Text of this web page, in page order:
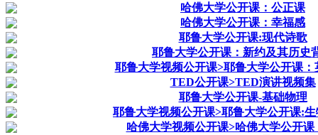
哈佛大学公开课：公正课
哈佛大学公开课：幸福感
耶鲁大学公开课:现代诗歌
耶鲁大学公开课：新约及其历史
耶鲁大学视频公开课>耶鲁大学公开课：
TED公开课>TED演讲视频集
耶鲁大学公开课-基础物理
耶鲁大学视频公开课>耶鲁大学公开课:
哈佛大学视频公开课>哈佛大学公开课